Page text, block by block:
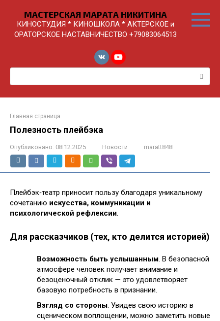
контенту
МАСТЕРСКАЯ МАРАТА НИКИТИНА
КИНОСТУДИЯ * КИНОШКОЛА * АКТЕРСКОЕ и
ОРАТОРСКОЕ НАСТАВНИЧЕСТВО +79083064513
Поиск:
Главная страница
Полезность плейбэка
Опубликовано: 08.12.2025 Новости maratt848
Плейбэк‑театр приносит пользу благодаря уникальному
сочетанию искусства, коммуникации и
психологической рефлексии.
Для рассказчиков (тех, кто делится историей)
Возможность быть услышанным . В безопасной
атмосфере человек получает внимание и
безоценочный отклик — это удовлетворяет
базовую потребность в признании.
Взгляд со стороны. Увидев свою историю в
сценическом воплощении, можно заметить новые